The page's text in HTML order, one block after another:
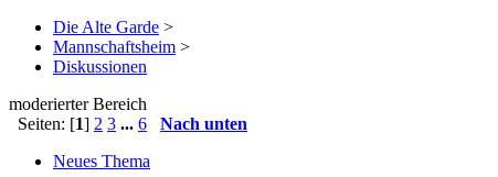
Die Alte Garde >
Mannschaftsheim >
Diskussionen
moderierter Bereich
Seiten: [1] 2 3 ... 6
Nach unten
Neues Thema